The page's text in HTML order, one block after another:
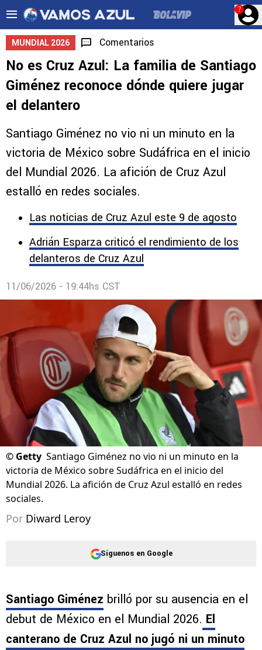
?
MUNDIAL 2026 Comentarios
No es Cruz Azul: La familia de Santiago
Giménez reconoce dónde quiere jugar
el delantero
Santiago Giménez no vio ni un minuto en la
victoria de México sobre Sudáfrica en el inicio
del Mundial 2026. La afición de Cruz Azul
estalló en redes sociales.
Las noticias de Cruz Azul este 9 de agosto
Adrián Esparza criticó el rendimiento de los
delanteros de Cruz Azul
11/06/2026 - 19:44hs CST
© Getty Santiago Giménez no vio ni un minuto en la
victoria de México sobre Sudáfrica en el inicio del
Mundial 2026. La afición de Cruz Azul estalló en redes
sociales.
Por Diward Leroy
Síguenos en Google
Santiago Giménez brilló por su ausencia en el
debut de México en el Mundial 2026. El
canterano de Cruz Azul no jugó ni un minuto